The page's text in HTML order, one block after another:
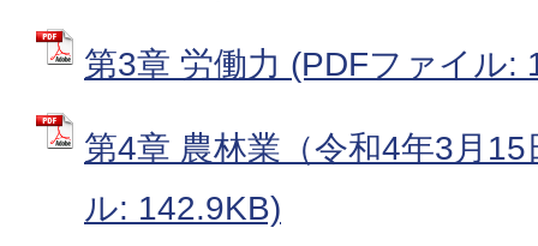
第3章 労働力 (PDFファイル:
第4章 農林業（令和4年3月
ル: 142.9KB)